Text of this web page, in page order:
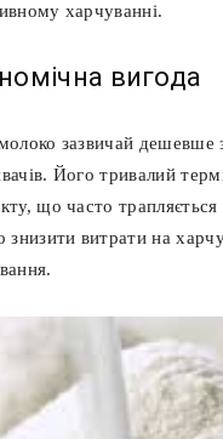
харчуванні.
вигода
зазвичай дешевше
Його тривалий
що часто
знизити витрати на